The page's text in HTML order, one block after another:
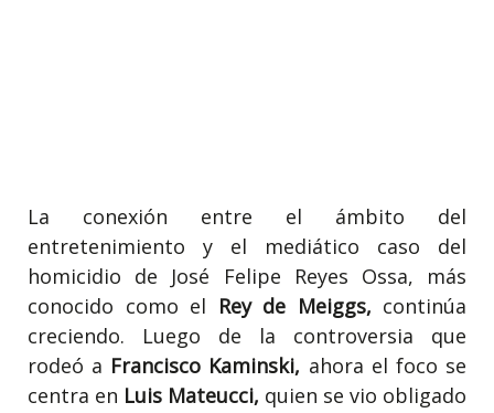
La conexión entre el ámbito del
entretenimiento y el mediático caso del
homicidio de José Felipe Reyes Ossa, más
conocido como el Rey de Meiggs, continúa
creciendo. Luego de la controversia que
rodeó a Francisco Kaminski, ahora el foco se
centra en Luis Mateucci, quien se vio obligado